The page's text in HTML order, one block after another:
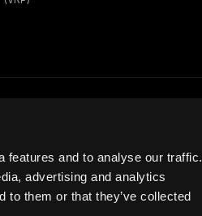
features and to analyse our traffic.
advertising and analytics
to them or that they’ve collected